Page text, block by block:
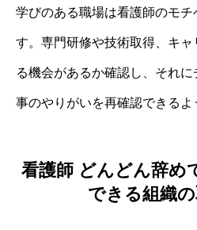
学びのある職場は看護師のモチ
す。専門研修や技術取得、キ
る機会があるか確認し、それ
事のやりがいを再確認できるよ
看護師 どんどん辞め
できる組織